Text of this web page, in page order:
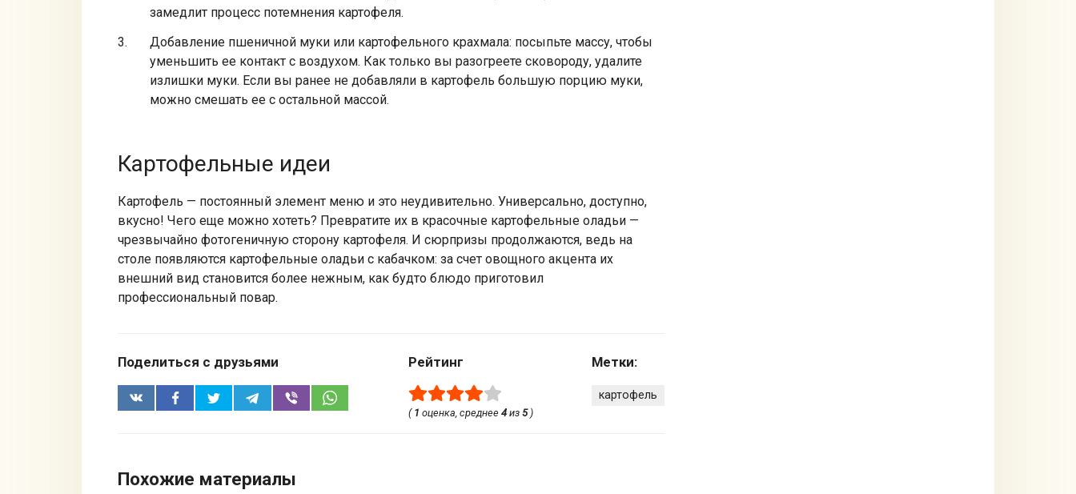
замедлит процесс потемнения картофеля.
Добавление пшеничной муки или картофельного крахмала: посыпьте массу, чтобы
уменьшить ее контакт с воздухом. Как только вы разогреете сковороду, удалите
излишки муки. Если вы ранее не добавляли в картофель большую порцию муки,
можно смешать ее с остальной массой.
Картофельные идеи
Картофель — постоянный элемент меню и это неудивительно. Универсально, доступно,
вкусно! Чего еще можно хотеть? Превратите их в красочные картофельные оладьи —
чрезвычайно фотогеничную сторону картофеля. И сюрпризы продолжаются, ведь на
столе появляются картофельные оладьи с кабачком: за счет овощного акцента их
внешний вид становится более нежным, как будто блюдо приготовил
профессиональный повар.
Поделиться с друзьями Рейтинг
( 1 оценка, среднее4 из5)
Метки:
картофель
Похожие материалы